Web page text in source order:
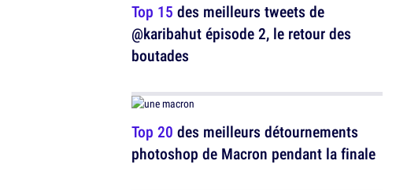
Top 15 des meilleurs tweets de
@karibahut épisode 2, le retour des
boutades
Top 20 des meilleurs détournements
photoshop de Macron pendant la finale